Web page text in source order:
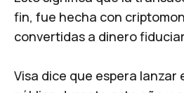
fin, fue hecha con
convertidas a dinero
Visa dice que espera lanzar